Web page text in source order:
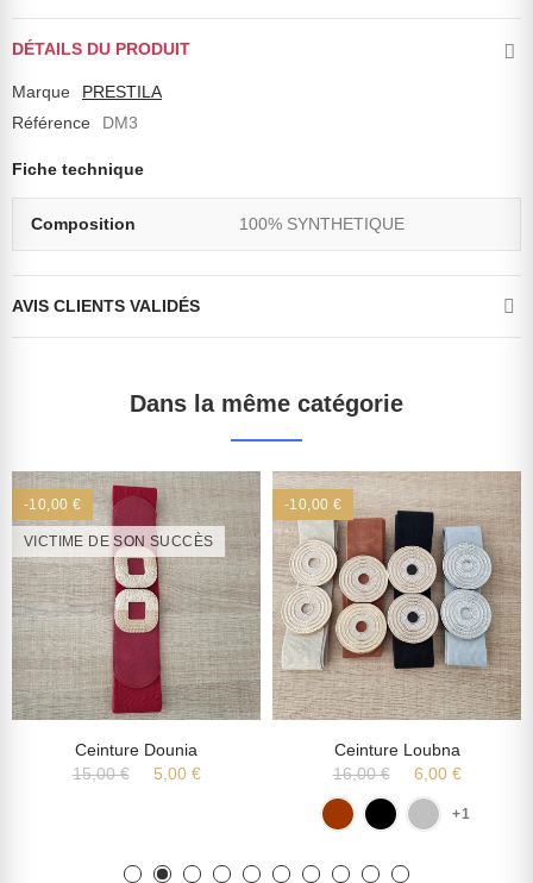
DÉTAILS DU PRODUIT
Marque
PRESTILA
Référence
DM3
Fiche technique
Composition 100% SYNTHETIQUE
AVIS CLIENTS VALIDÉS
Dans la même catégorie
-10,00 €
VICTIME DE SON SUCCÈS
Ceinture Dounia
15,00 €
5,00 €
-10,00 €
Ceinture Loubna
16,00 €
6,00 €
+1